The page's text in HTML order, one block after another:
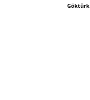
Göktürk